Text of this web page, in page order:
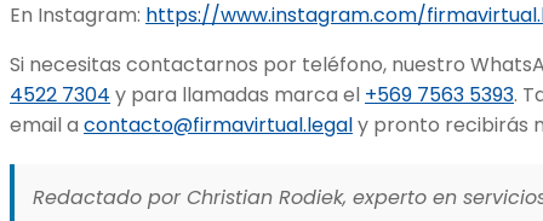
En Instagram: https://www.instagram.com/
Si necesitas contactarnos por teléfono, nuestro
4522 7304 y para llamadas marca el +569 7563 5393.
email a contacto@firmavirtual.legaly pronto recibirás
Redactado por Christian Rodiek, experto en